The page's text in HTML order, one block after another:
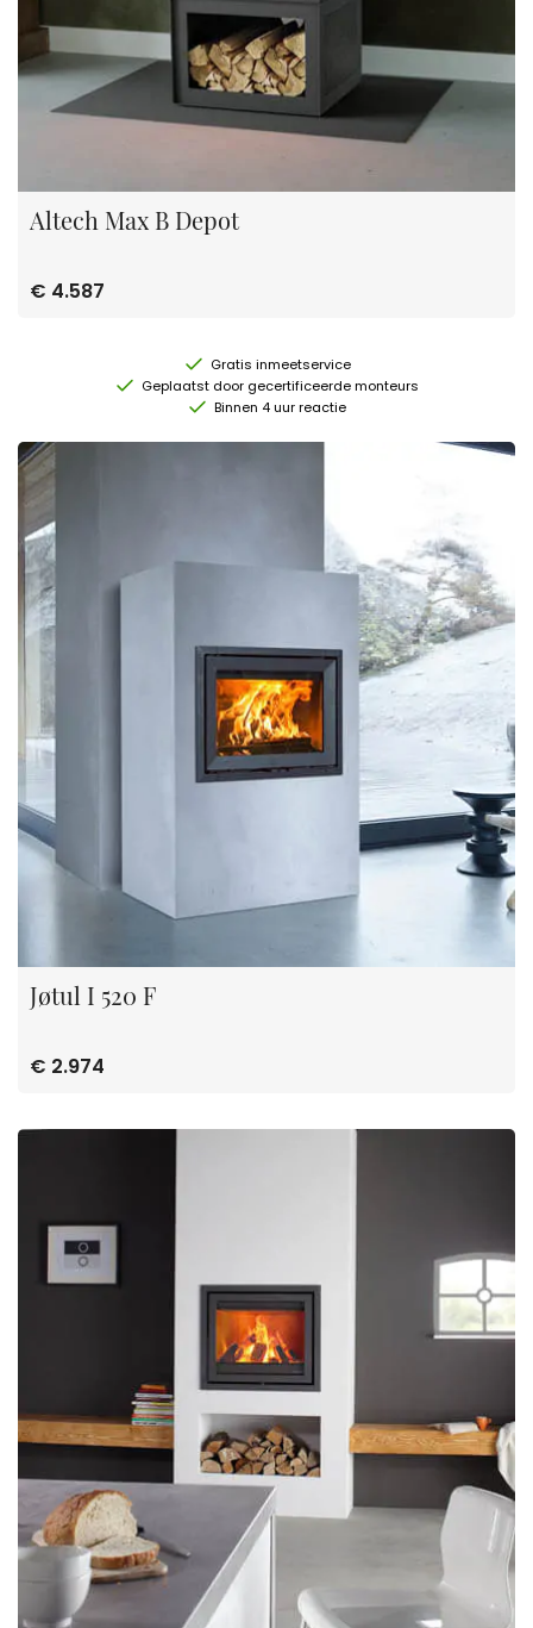
Altech Max B Depot
€ 4.587
Gratis inmeetservice
Geplaatst door gecertificeerde monteurs
Binnen 4 uur reactie
Jøtul I 520 F
€ 2.974